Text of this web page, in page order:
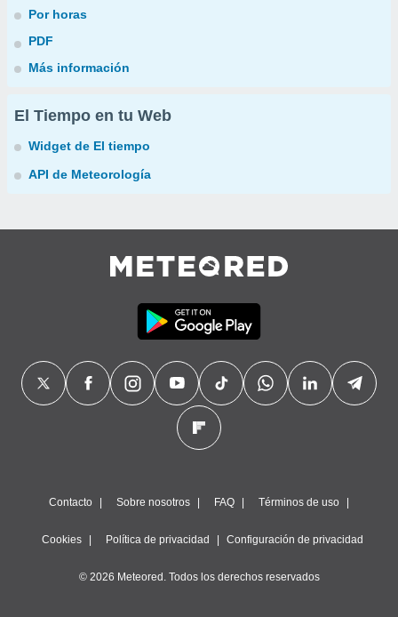
Por horas
PDF
Más información
El Tiempo en tu Web
Widget de El tiempo
API de Meteorología
Contacto Sobre nosotros FAQ Términos de uso
Cookies Política de privacidad Configuración de privacidad
© 2026 Meteored. Todos los derechos reservados